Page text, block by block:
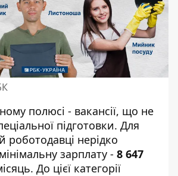
полюсі - вакансії, що не
підготовки. Для
роботодавці нерідко
зарплату - 8 647
До цієї категорії